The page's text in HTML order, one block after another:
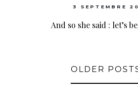
3 SEPTEMBRE
And so she said : let’s
OLDER